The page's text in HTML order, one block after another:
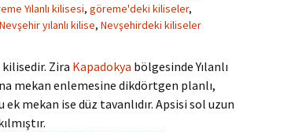
Yılanlı kilisesi, göreme'deki kiliseler,
Nevşehir yılanlı kilise, Nevşehirdeki kiliseler
kilisedir. Zira Kapadokya bölgesinde Yılanlı
mekan enlemesine dikdörtgen planlı,
mekan ise düz tavanlıdır. Apsisi sol uzun